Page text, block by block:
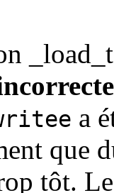
a
que
tôt.